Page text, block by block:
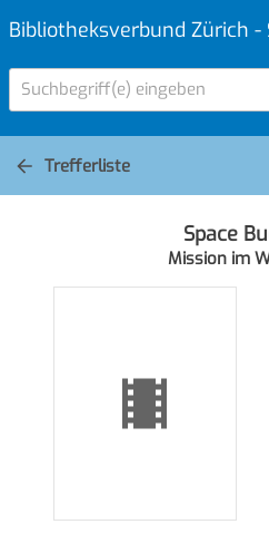
Bibliotheksverbund Zürich -
Suchbegriff(e) eingeben
Trefferliste
Space
Mission im